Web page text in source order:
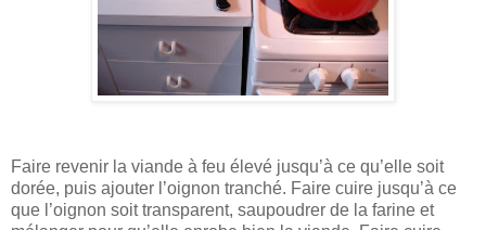
Faire revenir la viande à feu élevé jusqu’à ce qu’elle soit
dorée, puis ajouter l’oignon tranché. Faire cuire jusqu’à ce
que l’oignon soit transparent, saupoudrer de la farine et